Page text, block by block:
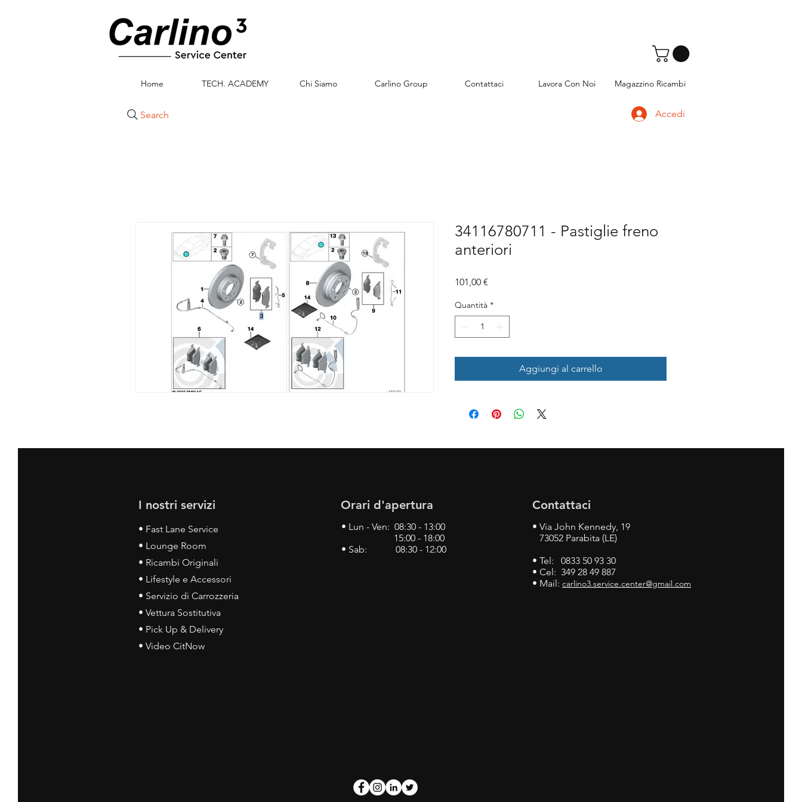
Home TECH. ACADEMY Chi Siamo Carlino Group Contattaci Lavora Con Noi Magazzino Ricambi
Search Accedi
34116780711 - Pastiglie freno
anteriori
101,00 €
Quantità *
Aggiungi al carrello
I nostri servizi
• Fast Lane Service
• Lounge Room
• Ricambi Originali
• Lifestyle e Accessori
• Servizio di Carrozzeria
• Vettura Sostitutiva
• Pick Up & Delivery
• Video CitNow
Orari d'apertura
• Lun - Ven: 08:30 - 13:00
15:00 - 18:00
• Sab: 08:30 - 12:00
Contattaci
• Via John Kennedy, 19
73052 Parabita (LE)
• Tel: 0833 50 93 30
• Cel: 349 28 49 887
• Mail: carlino3.service.center@gmail.com